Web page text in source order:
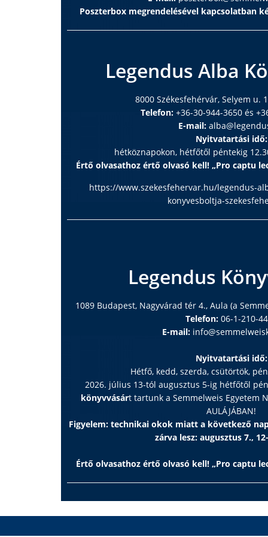
Poszterbox megrendelésével kapcsolatban
Legendus Alba
8000 Székesfehérvár, Selyem u.
Telefon:+36-30-944-3650 és
E-mail:
Nyitvatartási idő:
hétköznapokon, hétfőtől péntekig
Értő olvasathoz értő olvasó kell! „Pro captu
https://www.szekesfehervar.hu/legendus-
konyvesboltja-
Legendus
1089 Budapest, Nagyvárad tér 4., Aula (a
Telefon:06-1-210-
E-mail:
Nyitvatartási idő:
Hétfő, kedd, szerda, csütörtök,
2026. július 13-tól augusztus 5-ig hétfőtől
könyvvásárt tartunk a Semmelweis Egyetem
AULÁJÁBAN!
Figyelem: technikai okok miatt a következő
zárva lesz: augusztus 7.,
Értő olvasathoz értő olvasó kell! „Pro captu
Kiadó